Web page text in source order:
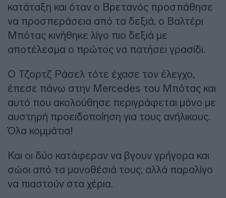
κατάταξη και όταν ο Βρετανός προσπάθησε
να προσπεράσεια από τα δεξιά, ο Βαλτέρι
Μπότας κινήθηκε λίγο πιο δεξιά με
αποτέλεσμα ο πρώτος να πατήσει γρασίδι.
Ο Τζορτζ Ράσελ τότε έχασε τον έλεγχο,
έπεσε πάνω στην Mercedes του Μπότας και
αυτό που ακολούθησε περιγράφεται μόνο με
αυστηρή προειδοποίηση για τους ανήλικους.
Όλα κομμάτια!
Και οι δύο κατάφεραν να βγουν γρήγορα και
σώοι από τα μονοθέσιά τους, αλλά παραλίγο
να πιαστούν στα χέρια.